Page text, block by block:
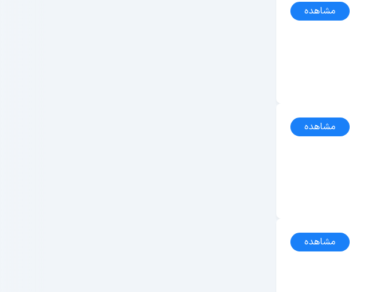
مشاهده
مشاهده
مشاهده